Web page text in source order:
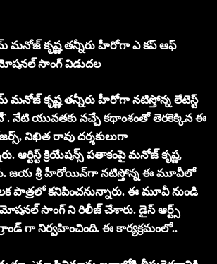
మనోజ్ కృష్ణ త‌న్నీరు హీరోగా ఎ క‌ప్ ఆఫ్
సాంగ్ విడుద‌ల‌
మనోజ్ కృష్ణ త‌న్నీరు హీరోగా న‌టిస్తోన్న లేటెస్ట్
నేటి యువ‌తకు న‌చ్చే క‌థాంశంతో తెర‌కెక్కిన ఈ
నిఖిత రావు ద‌ర్శ‌కులుగా
ఆర్టిస్ట్ క్రియేష‌న్స్ ప‌తాకంపై మ‌నోజ్ కృష్ణ‌,
జ‌య శ్రీ హీరోయిన్‌గా న‌టిస్తోన్న ఈ మూవీలో
పాత్ర‌లో క‌నిపించ‌నున్నారు. ఈ మూవీ నుండి
సాంగ్ ని రిలీజ్ చేశారు. డైస్ ఆర్ట్స్
గా నిర్వ‌హించింది. ఈ కార్య‌క్ర‌మంలో..